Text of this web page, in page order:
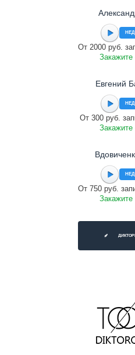
От 2000 руб.
Закажите
Евгений
От 300 руб.
Закажите
От 750 руб.
Закажите